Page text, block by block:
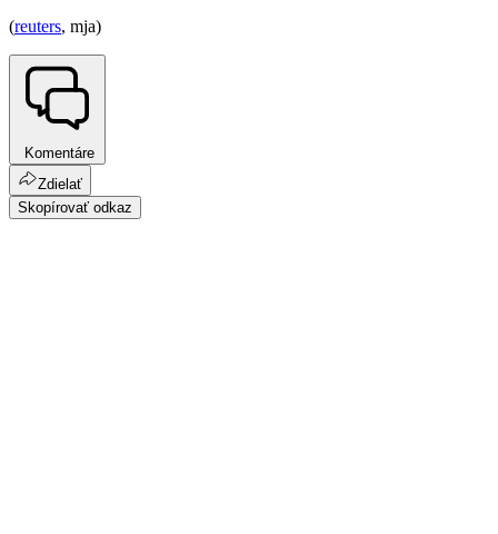
(reuters, mja)
Komentáre
Zdielať
Skopírovať odkaz